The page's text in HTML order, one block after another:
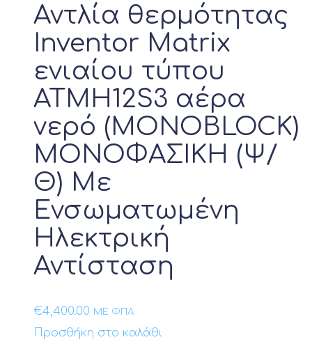
Αντλία θερμότητας
Inventor Matrix
ενιαίου τύπου
ATMH12S3 αέρα
νερό (MONOBLOCK)
ΜΟΝΟΦΑΣΙΚΗ (Ψ/
Θ) Με
Ενσωματωμένη
Ηλεκτρική
Αντίσταση
€4,400.00 ΜΕ ΦΠΑ
Προσθήκη στο καλάθι